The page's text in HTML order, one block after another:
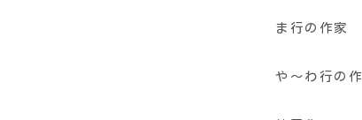
ま行の作家
や〜わ行の